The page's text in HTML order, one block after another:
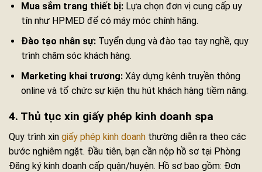
Mua sắm trang thiết bị:Lựa chọn đơn vị cung cấp uy
tín như HPMED để có máy móc chính hãng.
Đào tạo nhân sự:Tuyển dụng và đào tạo tay nghề, quy
trình chăm sóc khách hàng.
Marketing khai trương:Xây dựng kênh truyền thông
online và tổ chức sự kiện thu hút khách hàng tiềm năng.
4. Thủ tục xin giấy phép kinh doanh spa
Quy trình xin giấy phép kinh doanh thường diễn ra theo các
bước nghiêm ngặt. Đầu tiên, bạn cần nộp hồ sơ tại Phòng
Đăng ký kinh doanh cấp quận/huyện. Hồ sơ bao gồm: Đơn